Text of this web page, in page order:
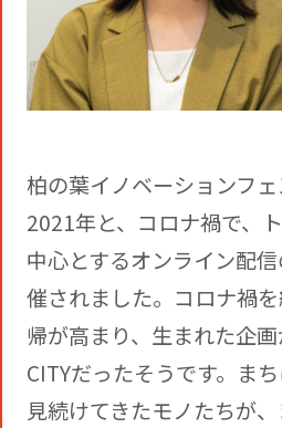
柏の葉イノベーションフェ
2021年と、コロナ禍で、
中心とするオンライン配
催されました。コロナ禍
帰が高まり、生まれた企
CITYだったそうです。ま
見続けてきたモノたちが